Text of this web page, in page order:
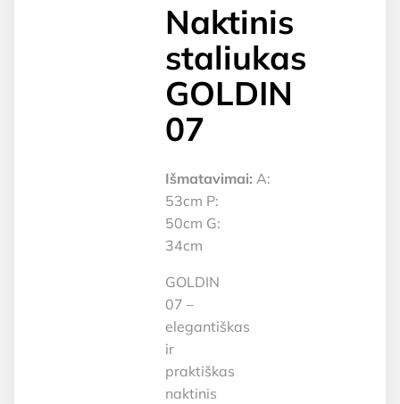
Naktinis
staliukas
GOLDIN
07
Išmatavimai: A:
53cm P:
50cm G:
34cm
GOLDIN
07 –
elegantiškas
ir
praktiškas
naktinis